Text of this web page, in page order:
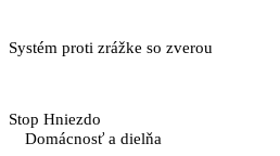
Systém proti zrážke so zverou
Stop Hniezdo
Domácnosť a dielňa